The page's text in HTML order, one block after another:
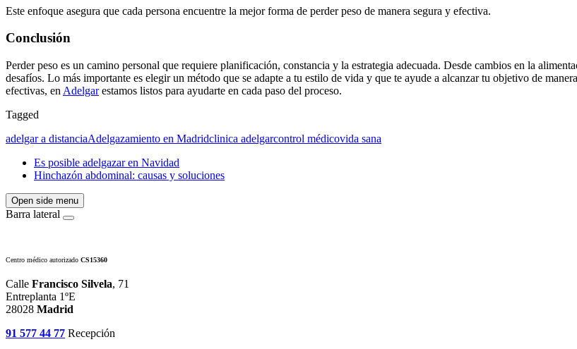
Este enfoque asegura que cada persona encuentre la mejor forma de perder peso de manera segura y efectiva.
Conclusión
Perder peso es un camino personal que requiere planificación, constancia y la estrategia adecuada. Desde cambios en la
desafíos. Lo más importante es elegir un método que se adapte a tu estilo de vida y que te ayude a alcanzar tu objetivo de
efectivas, en Adelgarestamos listos para ayudarte en cada paso del proceso.
Tagged
adelgar a distanciaAdelgazamiento en Madridclinica adelgarcontrol médicovida sana
Es posible adelgazar en Navidad
Hinchazón abdominal: causas y soluciones
Open side menu
Barra lateral
Centro médico autorizado CS15360
Calle Francisco Silvela, 71
Entreplanta 1ºE
28028 Madrid
91 577 44 77 Recepción